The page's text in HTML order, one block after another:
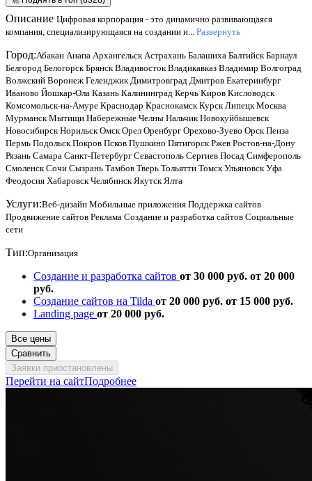
Описание Цифровая корпорация - это динамично развивающаяся
компания, специализирующаяся на создании и...
Развернуть
Город:Абакан Анапа Архангельск Астрахань Балашиха Балтийск Барнаул
Белгород Белогорск Брянск Владивосток Владикавказ Владимир Волгоград
Волжский Воронеж Геленджик Димитровград Дмитров Екатеринбург
Иваново Йошкар-Ола Казань Калининград Керчь Киров Кисловодск
Комсомольск-на-Амуре Краснодар Краснокамск Курск Липецк Москва
Мурманск Мытищи Набережные Челны Нальчик Новокуйбышевск
Новосибирск Норильск Омск Орел Оренбург Орехово-Зуево Орск Пенза
Пермь Подольск Покров Псков Пушкино Пятигорск Ржев Ростов-на-Дону
Рязань Самара Санкт-Петербург Севастополь Сергиев Посад Симферополь
Смоленск Сочи Сызрань Тамбов Тверь Тольятти Томск Ульяновск Уфа
Феодосия Хабаровск Челябинск Якутск Ялта
Услуги:Веб-дизайн Мобильные приложения Поддержка сайтов
Продвижение сайтов Реклама Создание и разработка сайтов Социальные
сети
Тип:Организация
Создание и разработка сайтов от 30 000 руб. от 20 000
руб.
Создание сайтов на Tilda от 20 000 руб. от 15 000 руб.
Landing page от 20 000 руб.
Все цены
Сравнить
Заявки приостановлены
Перейти на сайтПодробнее